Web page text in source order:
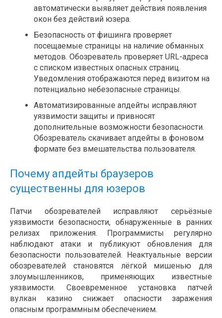
автоматически выявляет действия появления
окон без действий юзера.
Безопасность от фишинга проверяет
посещаемые страницы на наличие обманных
методов. Обозреватель проверяет URL-адреса
с списком известных опасных страниц.
Уведомления отображаются перед визитом на
потенциально небезопасные страницы.
Автоматизированные апдейты исправляют
уязвимости защиты и привносят
дополнительные возможности безопасности.
Обозреватель скачивает апдейты в фоновом
формате без вмешательства пользователя.
Почему апдейты браузеров
существенны для юзеров
Патчи обозревателей исправляют серьёзные
уязвимости безопасности, обнаруженные в ранних
релизах приложения. Программисты регулярно
наблюдают атаки и публикуют обновления для
безопасности пользователей. Неактуальные версии
обозревателей становятся лёгкой мишенью для
злоумышленников, применяющих известные
уязвимости. Своевременное установка патчей
вулкан казино снижает опасности заражения
опасным программным обеспечением.